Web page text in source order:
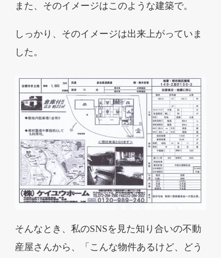
また、そのイメージはこのような建築で。
しっかり、そのイメージは出来上がっていま
した。
そんなとき、私のSNSを見た知り合いの不動
産屋さんから、「こんな物件あるけど、どう